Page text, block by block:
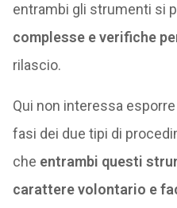
entrambi gli strumenti si
complesse e verifiche
rilascio.
Qui non interessa
fasi dei due tipi di
che entrambi questi
carattere volontario e